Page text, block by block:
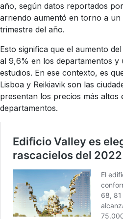
año, según datos reportados
arriendo aumentó en torno a
trimestre del año.
Esto significa que el aumento
al 9,6% en los departamentos y
estudios. En ese contexto, es
Lisboa y Reikiavik son las
presentan los precios más altos
departamentos.